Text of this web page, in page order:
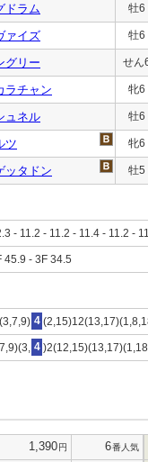
ドラム 牡6
ァイズ 牡6
グリー せん
ラチャン 牝6
ュネル 牡6
ツ 牝6
ッタドン 牡5
- 11.2 - 11.2 - 11.4 - 11.2 -
45.9 - 3F 34.5
4
4
1,390円 6番人気